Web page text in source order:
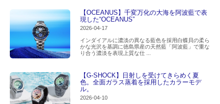
【OCEANUS】千変万化の大海を阿波藍で表
現した“OCEANUS”
2026-04-17
インダイアルに濃淡の異なる藍色を採用白蝶貝の柔ら
かな光沢を基調に徳島県産の天然藍「阿波藍」で重な
り合う濃淡を表現上質な仕 ...
【G-SHOCK】日射しを受けてきらめく夏
色。全面ガラス蒸着を採用したカラーモデ
ル。
2026-04-10